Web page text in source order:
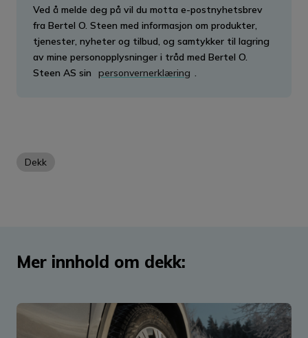
Ved å melde deg på vil du motta e-postnyhetsbrev
fra Bertel O. Steen med informasjon om produkter,
tjenester, nyheter og tilbud, og samtykker til lagring
av mine personopplysninger i tråd med Bertel O.
Steen AS sin
personvernerklæring .
Dekk
Mer innhold om dekk: